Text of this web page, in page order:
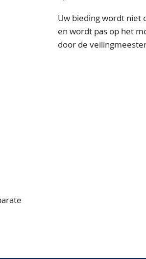
Uw bieding wordt niet
en wordt pas op het
door de